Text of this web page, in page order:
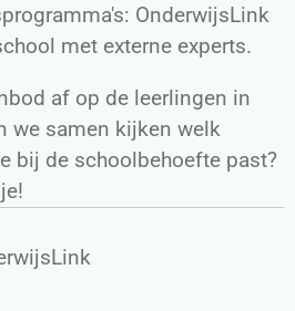
OnderwijsLink
met externe experts.
af op de leerlingen in
we samen kijken welk
bij de schoolbehoefte past?